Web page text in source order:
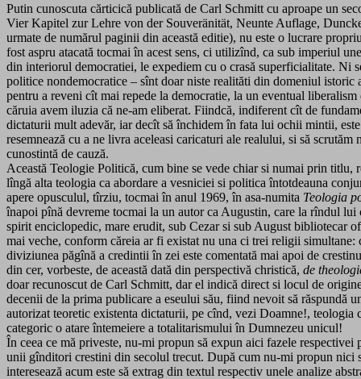
Putin cunoscuta cărticică publicată de Carl Schmitt cu aproape un
Vier Kapitel zur Lehre von der Souveränität, Neunte Auflage,
urmate de numărul paginii din această editie), nu este o lucrare
fost aspru atacată tocmai în acest sens, ci utilizînd, ca sub imperiul
din interiorul democratiei, le expediem cu o crasă superficialitate. Ni
politice nondemocratice – sînt doar niste realităti din domeniul
pentru a reveni cît mai repede la democratie, la un eventual
căruia avem iluzia că ne-am eliberat. Fiindcă, indiferent cît de
dictaturii mult adevăr, iar decît să închidem în fata lui ochii mintii,
resemnează cu a ne livra aceleasi caricaturi ale realului, si să
cunostintă de cauză.
Această Teologie Politică, cum bine se vede chiar si numai prin
lîngă alta teologia ca abordare a vesniciei si politica întotdeauna
apere opusculul, tîrziu, tocmai în anul 1969, în asa-numita Teologia
înapoi pînă devreme tocmai la un autor ca Augustin, care la rîndul
spirit enciclopedic, mare erudit, sub Cezar si sub August bibliotecar
mai veche, conform căreia ar fi existat nu una ci trei religii
diviziunea păgînă a credintii în zei este comentată mai apoi de
din cer, vorbeste, de această dată din perspectivă christică, de
doar recunoscut de Carl Schmitt, dar el indică direct si locul de
decenii de la prima publicare a eseului său, fiind nevoit să răspundă
autorizat teoretic existenta dictaturii, pe cînd, vezi Doamne!,
categoric o atare întemeiere a totalitarismului în Dumnezeu unicul!
În ceea ce mă priveste, nu-mi propun să expun aici fazele
unii gînditori crestini din secolul trecut. După cum nu-mi propun
interesează acum este să extrag din textul respectiv unele analize